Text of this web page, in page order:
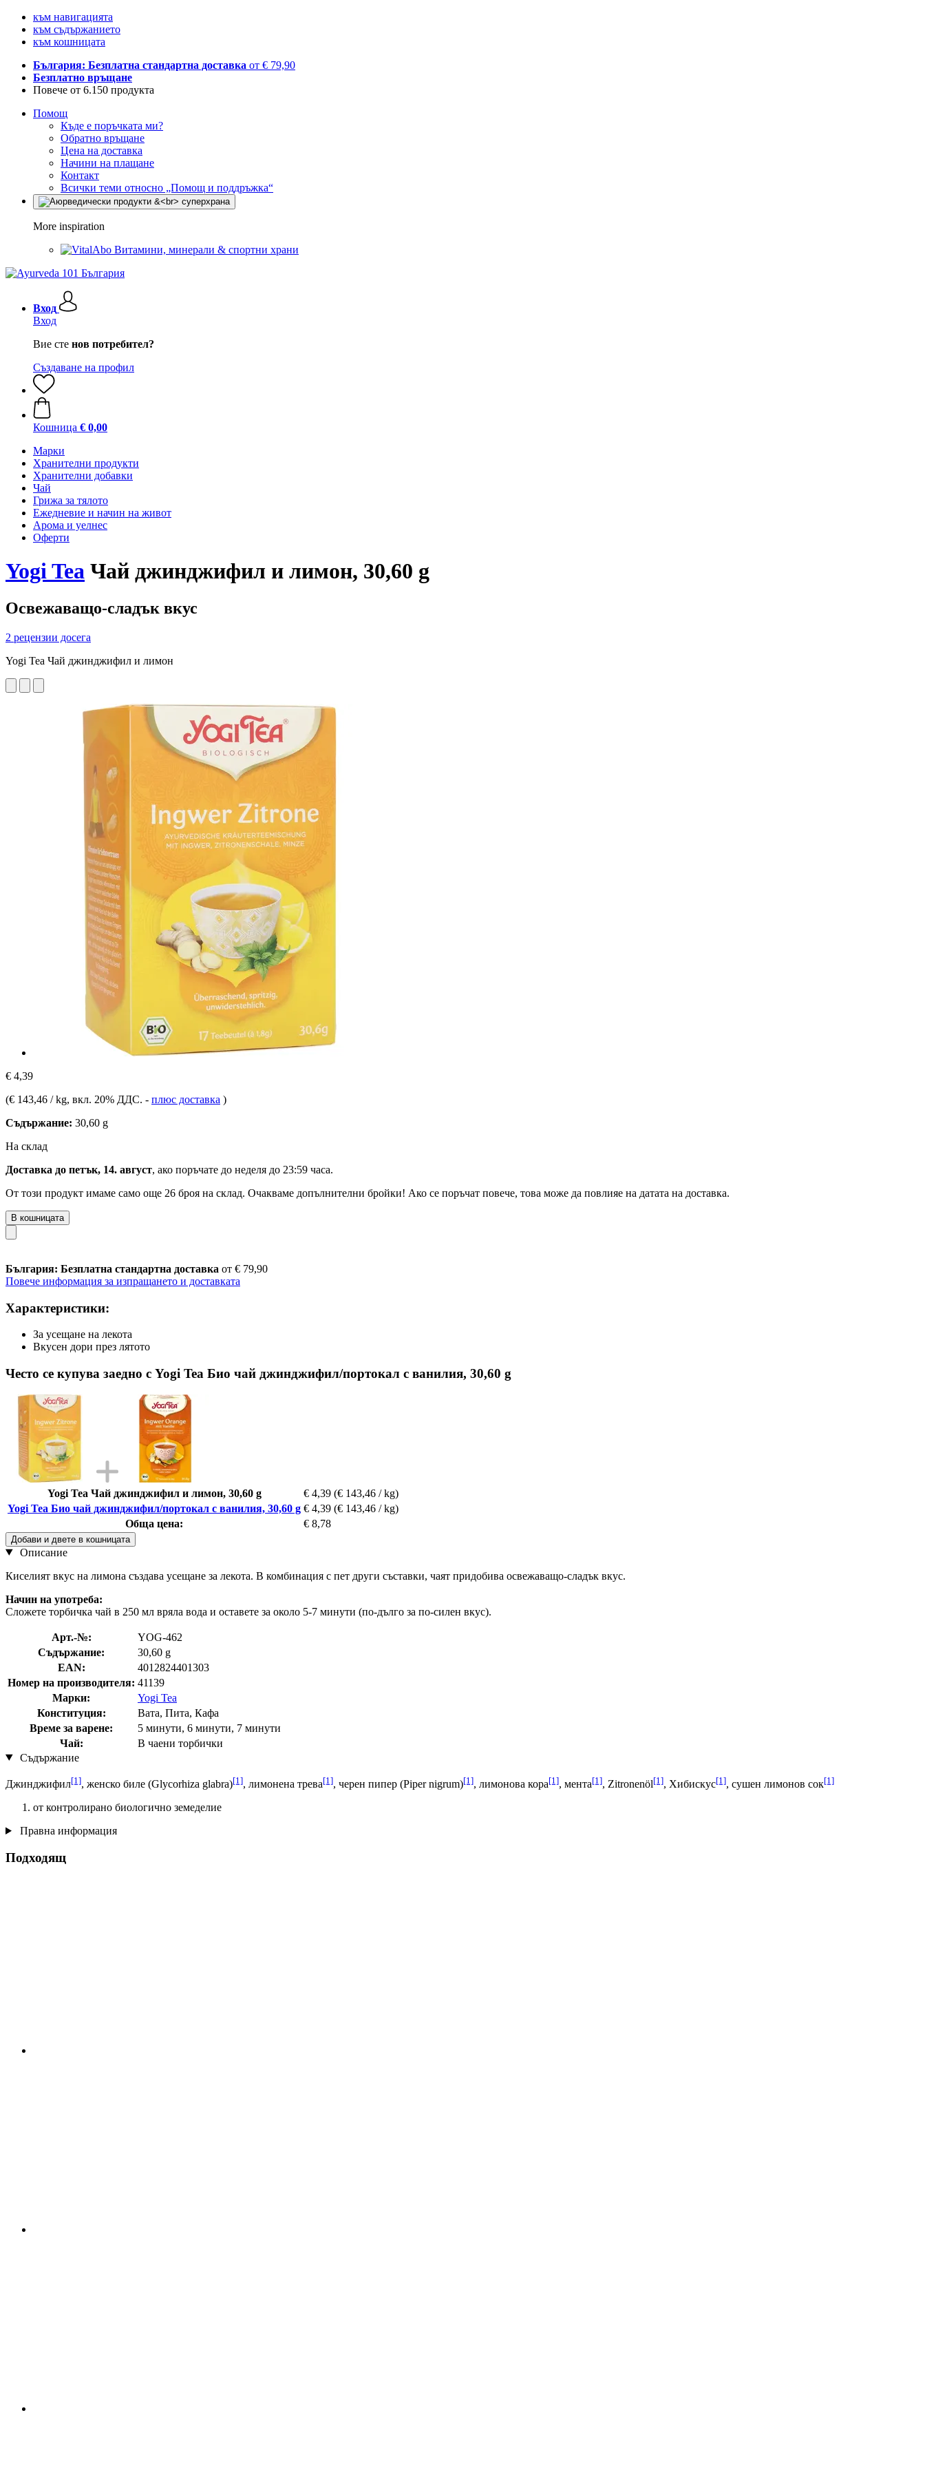
към навигацията
към съдържанието
към кошницата
България: Безплатна стандартна доставка от € 79,90
Безплатно връщане
Повече от 6.150 продукта
Помощ
Къде е поръчката ми?
Обратно връщане
Цена на доставка
Начини на плащане
Контакт
Всички теми относно „Помощ и поддръжка“
More inspiration
Витамини, минерали & спортни храни
Вход
Вход
Вие сте нов потребител?
Създаване на профил
Кошница € 0,00
Марки
Хранителни продукти
Хранителни добавки
Чай
Грижа за тялото
Ежедневие и начин на живот
Арома и уелнес
Оферти
Yogi Tea Чай джинджифил и лимон, 30,60 g
Освежаващо-сладък вкус
2 рецензии досега
Yogi Tea Чай джинджифил и лимон
€ 4,39
(€ 143,46 / kg, вкл. 20% ДДС. - плюс доставка )
Съдържание: 30,60 g
На склад
Доставка до петък, 14. август, ако поръчате до неделя до 23:59 часа.
От този продукт имаме само още 26 броя на склад. Очакваме допълнителни бройки! Ако се поръчат повече, това може да повлияе на датата на доставка.
В кошницата
България: Безплатна стандартна доставка от € 79,90
Повече информация за изпращането и доставката
Характеристики:
За усещане на лекота
Вкусен дори през лятото
Често се купува заедно с Yogi Tea Био чай джинджифил/портокал с ванилия, 30,60 g
Yogi Tea Чай джинджифил и лимон, 30,60 g € 4,39 (€ 143,46 / kg)
Yogi Tea Био чай джинджифил/портокал с ванилия, 30,60 g € 4,39 (€ 143,46 / kg)
Обща цена:
€ 8,78
Добави и двете в кошницата
Описание
Киселият вкус на лимона създава усещане за лекота. В комбинация с пет други съставки, чаят придобива освежаващо-сладък вкус.
Начин на употреба:
Сложете торбичка чай в 250 мл вряла вода и оставете за около 5-7 минути (по-дълго за по-силен вкус).
Арт.-№:
YOG-462
Съдържание:
30,60 g
EAN:
4012824401303
Номер на производителя: 41139
Марки:
Yogi Tea
Конституция:
Вата, Пита, Кафа
Време за варене:
5 минути, 6 минути, 7 минути
Чай:
В чаени торбички
Съдържание
Джинджифил[1], женско биле (Glycorhiza glabra)[1], лимонена трева[1], черен пипер (Piper nigrum)[1], лимонова кора[1], мента[1], Zitronenöl[1], Хибискус[1], сушен лимонов сок[1]
от контролирано биологично земеделие
Правна информация
Подходящ